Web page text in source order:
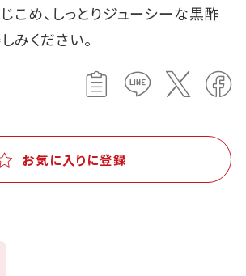
こめ、しっとりジューシーな黒酢
みください。
お気に入りに登録